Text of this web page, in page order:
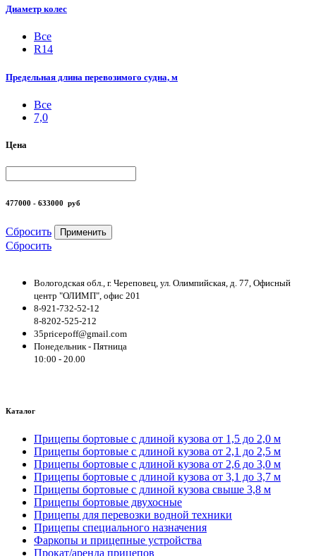
Диаметр колес
Все
R14
Предельная длина перевозимого судна, м
Все
7,0
Цена
477000 - 633000 руб
Сбросить Применить
Сбросить
Вологодская обл., г. Череповец, ул. Олимпийская, д. 77, Офисный
центр "ОЛИМП", офис 201
8-921-732-52-12
8-8202-525-212
35pricepoff@gmail.com
Понедельник - Пятница
10:00 - 20.00
Каталог
Прицепы бортовые с длиной кузова от 1,5 до 2,0 м
Прицепы бортовые с длиной кузова от 2,1 до 2,5 м
Прицепы бортовые с длиной кузова от 2,6 до 3,0 м
Прицепы бортовые с длиной кузова от 3,1 до 3,7 м
Прицепы бортовые с длиной кузова свыше 3,8 м
Прицепы бортовые двухосные
Прицепы для перевозки водной техники
Прицепы специального назначения
Фаркопы и прицепные устройства
Прокат/аренда прицепов